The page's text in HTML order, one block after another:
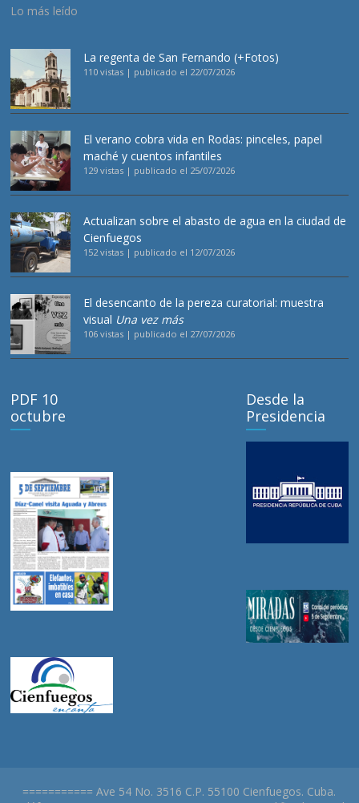
Lo más leído
La regenta de San Fernando (+Fotos)
110 vistas | publicado el 22/07/2026
El verano cobra vida en Rodas: pinceles, papel
maché y cuentos infantiles
129 vistas | publicado el 25/07/2026
Actualizan sobre el abasto de agua en la ciudad de
Cienfuegos
152 vistas | publicado el 12/07/2026
El desencanto de la pereza curatorial: muestra
visual Una vez más
106 vistas | publicado el 27/07/2026
PDF 10
octubre
Desde la
Presidencia
=========== Ave 54 No. 3516 C.P. 55100 Cienfuegos. Cuba.